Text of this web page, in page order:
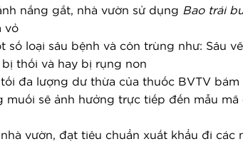
nắng gắt, nhà vườn sử dụng Bao trái
vỏ
số loại sâu bệnh và côn trùng như: Sâu
thối và hay bị rụng non
đa lượng dư thừa của thuốc BVTV bám
muối sẽ ảnh hưởng trực tiếp đến mẫu
vườn, đạt tiêu chuẩn xuất khẩu đi các